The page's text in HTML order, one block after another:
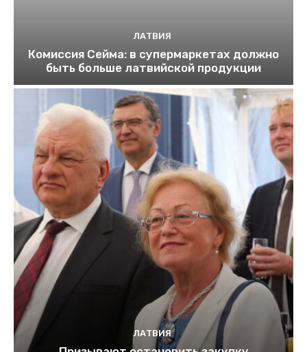
ЛАТВИЯ
Комиссия Сейма: в супермаркетах должно
быть больше латвийской продукции
ЛАТВИЯ